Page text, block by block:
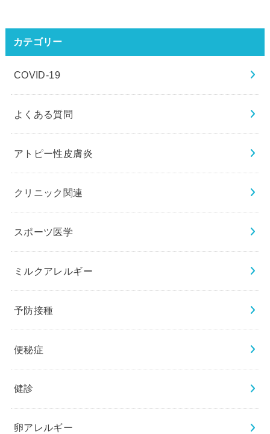
カテゴリー
COVID-19
よくある質問
アトピー性皮膚炎
クリニック関連
スポーツ医学
ミルクアレルギー
予防接種
便秘症
健診
卵アレルギー